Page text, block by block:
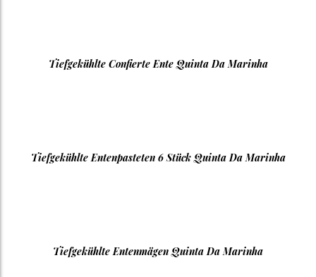
Tiefgekühlte Confierte Ente Quinta Da Marinha
Tiefgekühlte Entenpasteten 6 Stück Quinta Da Marinha
Tiefgekühlte Entenmägen Quinta Da Marinha